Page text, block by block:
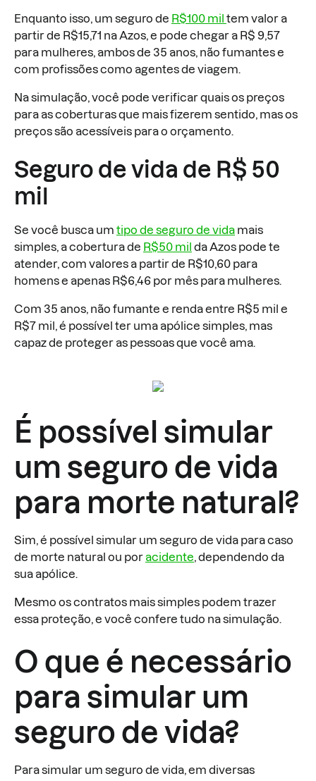
Enquanto isso, um seguro de R$100 mil tem valor a
partir de R$15,71 na Azos, e pode chegar a R$ 9,57
para mulheres, ambos de 35 anos, não fumantes e
com profissões como agentes de viagem.
Na simulação, você pode verificar quais os preços
para as coberturas que mais fizerem sentido, mas os
preços são acessíveis para o orçamento.
Seguro de vida de R$ 50
mil
Se você busca um tipo de seguro de vida mais
simples, a cobertura de R$50 mil da Azos pode te
atender, com valores a partir de R$10,60 para
homens e apenas R$6,46 por mês para mulheres.
Com 35 anos, não fumante e renda entre R$5 mil e
R$7 mil, é possível ter uma apólice simples, mas
capaz de proteger as pessoas que você ama.
É possível simular
um seguro de vida
para morte natural?
Sim, é possível simular um seguro de vida para caso
de morte natural ou poracidente, dependendo da
sua apólice.
Mesmo os contratos mais simples podem trazer
essa proteção, e você confere tudo na simulação.
O que é necessário
para simular um
seguro de vida?
Para simular um seguro de vida, em diversas